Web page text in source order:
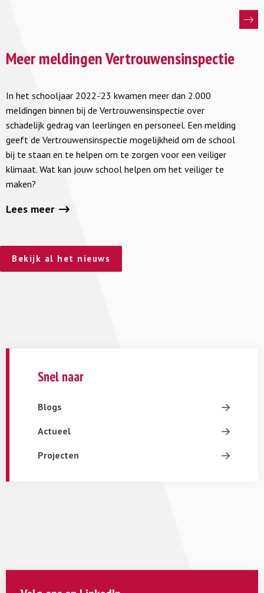
meer
meldingen
Vertrouwensinspectie
Meer meldingen Vertrouwensinspectie
In het schooljaar 2022-’23 kwamen meer dan 2.000
meldingen binnen bij de Vertrouwensinspectie over
schadelijk gedrag van leerlingen en personeel. Een melding
geeft de Vertrouwensinspectie mogelijkheid om de school
bij te staan en te helpen om te zorgen voor een veiliger
klimaat. Wat kan jouw school helpen om het veiliger te
maken?
Lees meer
Bekijk al het nieuws
Snel naar
Blogs
Actueel
Projecten